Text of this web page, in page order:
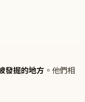
發掘的地方 。他們相